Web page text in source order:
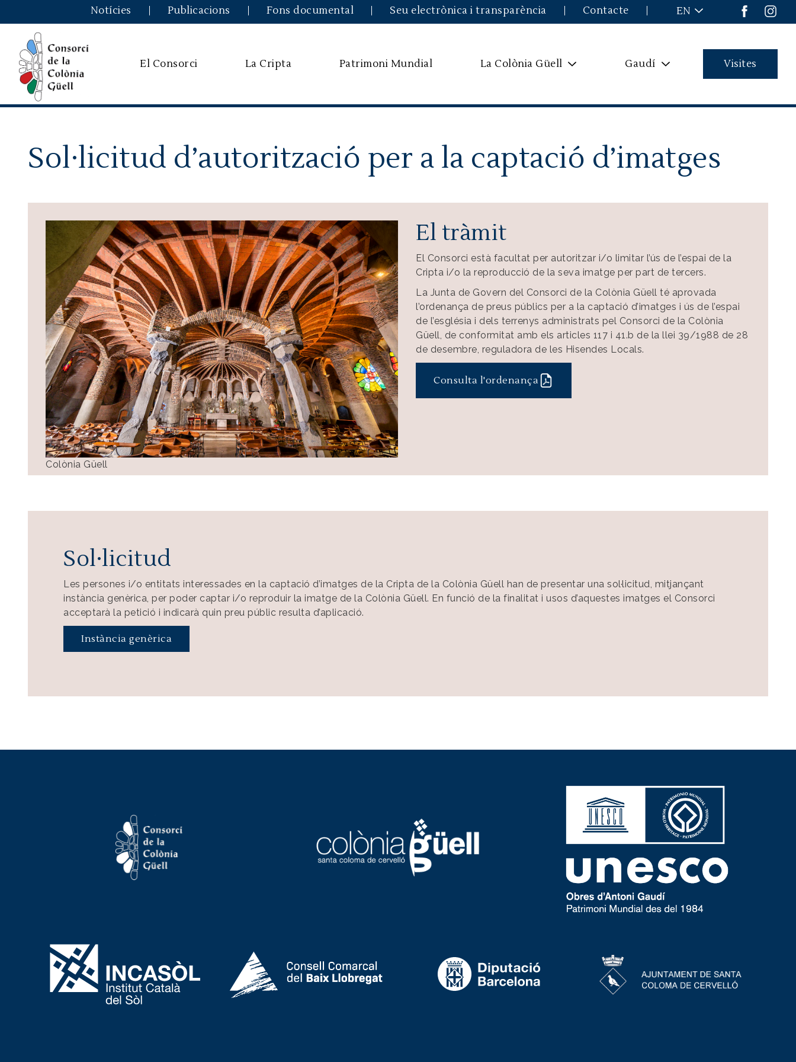
Skip to main content
Notícies Publicacions Fons documental Seu electrònica i transparència Contacte EN
El Consorci La Cripta Patrimoni Mundial La Colònia Güell Gaudí Visites
Sol·licitud d’autorització per a la captació d’imatges
Image
Colònia Güell
El tràmit
El Consorci està facultat per autoritzar i/o limitar l’ús de l’espai de la
Cripta i/o la reproducció de la seva imatge per part de tercers.
La Junta de Govern del Consorci de la Colònia Güell té aprovada
l’ordenança de preus públics per a la captació d’imatges i ús de l’espai
de l’església i dels terrenys administrats pel Consorci de la Colònia
Güell, de conformitat amb els articles 117 i 41.b de la llei 39/1988 de 28
de desembre, reguladora de les Hisendes Locals.
Consulta l'ordenança
Sol·licitud
Les persones i/o entitats interessades en la captació d’imatges de la Cripta de la Colònia Güell han de presentar una sol·licitud, mitjançant
instància genèrica, per poder captar i/o reproduir la imatge de la Colònia Güell. En funció de la finalitat i usos d’aquestes imatges el Consorci
acceptarà la petició i indicarà quin preu públic resulta d’aplicació.
Instància genèrica